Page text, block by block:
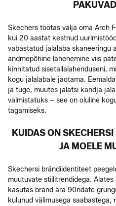
Skechers töötas välja oma Arch
kui 20 aastat kestnud
vabastatud jalalaba skaneeringu
andmepõhine lähenemine viis
kinnitatud sisetallalahenduseni,
kogu jalalabale jaotama.
ja tuge, muutes jalatsi kandja
valmistatuks – see on oluline
tagamiseks.
KUIDAS ON
JA MOELE
Skechersi brändiidentiteet
muutuvate stiilitrendidega.
kasutas bränd ära 90ndate
kulunud välimusega saabastega,